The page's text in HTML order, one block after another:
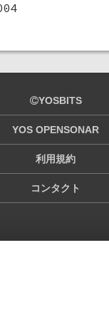
YOSBITS
YOS OPENSONAR
利用規約
コンタクト